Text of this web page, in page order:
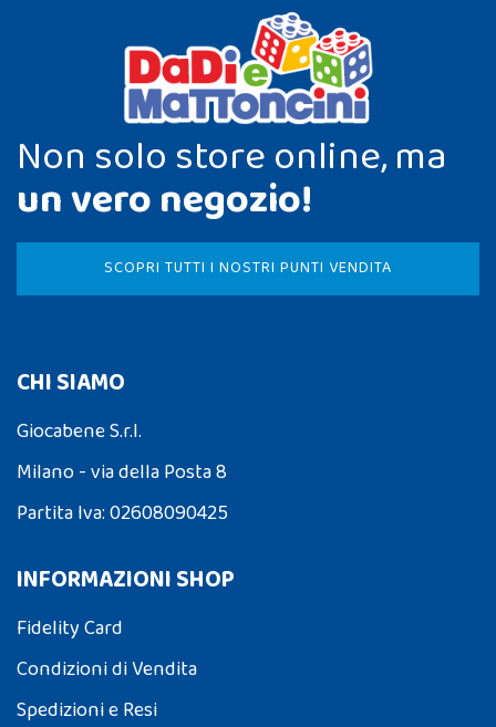
Non solo store online, ma
un vero negozio!
SCOPRI TUTTI I NOSTRI PUNTI VENDITA
CHI SIAMO
Giocabene S.r.l.
Milano - via della Posta 8
Partita Iva: 02608090425
INFORMAZIONI SHOP
Fidelity Card
Condizioni di Vendita
Spedizioni e Resi